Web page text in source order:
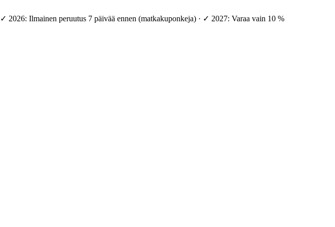
✓ 2026: Ilmainen peruutus 7 päivää ennen (matkakuponkeja) · ✓ 2027: Varaa vain 10 %